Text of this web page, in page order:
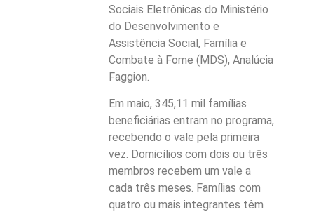
Sociais Eletrônicas do Ministério
do Desenvolvimento e
Assistência Social, Família e
Combate à Fome (MDS), Analúcia
Faggion.
Em maio, 345,11 mil famílias
beneficiárias entram no programa,
recebendo o vale pela primeira
vez. Domicílios com dois ou três
membros recebem um vale a
cada três meses. Famílias com
quatro ou mais integrantes têm